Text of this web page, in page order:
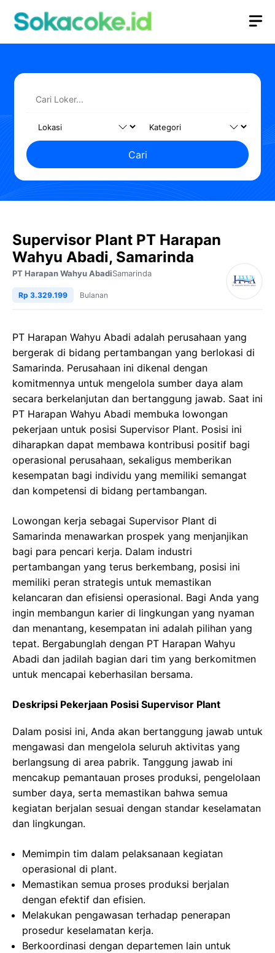
Cari
Supervisor Plant PT Harapan
Wahyu Abadi, Samarinda
PT Harapan Wahyu AbadiSamarinda
Rp 3.329.199 Bulanan
PT Harapan Wahyu Abadi adalah perusahaan yang
bergerak di bidang pertambangan yang berlokasi di
Samarinda. Perusahaan ini dikenal dengan
komitmennya untuk mengelola sumber daya alam
secara berkelanjutan dan bertanggung jawab. Saat ini
PT Harapan Wahyu Abadi membuka lowongan
pekerjaan untuk posisi Supervisor Plant. Posisi ini
diharapkan dapat membawa kontribusi positif bagi
operasional perusahaan, sekaligus memberikan
kesempatan bagi individu yang memiliki semangat
dan kompetensi di bidang pertambangan.
Lowongan kerja sebagai Supervisor Plant di
Samarinda menawarkan prospek yang menjanjikan
bagi para pencari kerja. Dalam industri
pertambangan yang terus berkembang, posisi ini
memiliki peran strategis untuk memastikan
kelancaran dan efisiensi operasional. Bagi Anda yang
ingin membangun karier di lingkungan yang nyaman
dan menantang, kesempatan ini adalah pilihan yang
tepat. Bergabunglah dengan PT Harapan Wahyu
Abadi dan jadilah bagian dari tim yang berkomitmen
untuk mencapai keberhasilan bersama.
Deskripsi Pekerjaan Posisi Supervisor Plant
Dalam posisi ini, Anda akan bertanggung jawab untuk
mengawasi dan mengelola seluruh aktivitas yang
berlangsung di area pabrik. Tanggung jawab ini
mencakup pemantauan proses produksi, pengelolaan
sumber daya, serta memastikan bahwa semua
kegiatan berjalan sesuai dengan standar keselamatan
dan lingkungan.
Memimpin tim dalam pelaksanaan kegiatan
operasional di plant.
Memastikan semua proses produksi berjalan
dengan efektif dan efisien.
Melakukan pengawasan terhadap penerapan
prosedur keselamatan kerja.
Berkoordinasi dengan departemen lain untuk